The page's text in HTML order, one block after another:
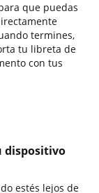
que puedas
termines,
tu libreta de
con tus
dispositivo
estés lejos de